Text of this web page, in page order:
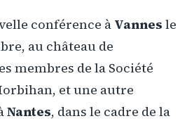
conférence à Vannes le
au château de
membres de la Société
et une autre
Nantes, dans le cadre de la